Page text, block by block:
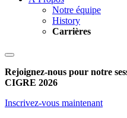
Notre équipe
History
Carrières
Rejoignez-nous pour notre
CIGRE 2026
Inscrivez-vous maintenant